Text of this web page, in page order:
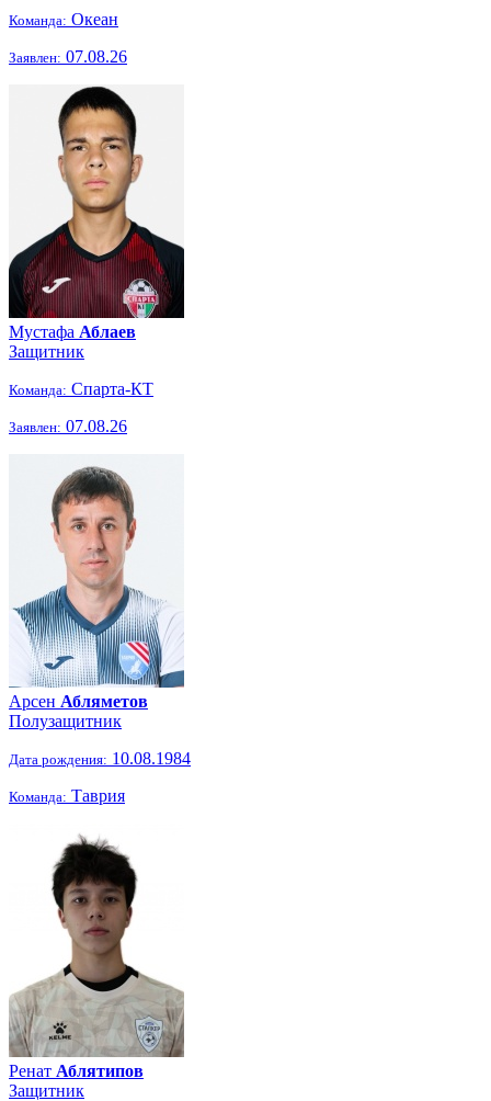
Команда: Океан
Заявлен: 07.08.26
Мустафа Аблаев
Защитник
Команда: Спарта-КТ
Заявлен: 07.08.26
Арсен Абляметов
Полузащитник
Дата рождения: 10.08.1984
Команда: Таврия
Ренат Аблятипов
Защитник